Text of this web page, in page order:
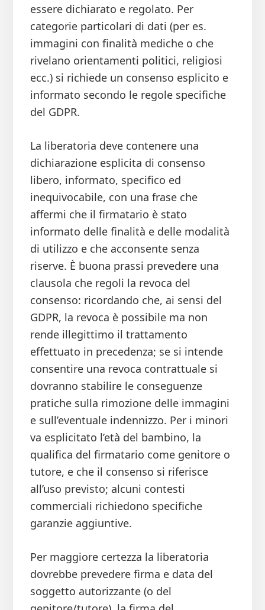
essere dichiarato e regolato. Per
categorie particolari di dati (per es.
immagini con finalità mediche o che
rivelano orientamenti politici, religiosi
ecc.) si richiede un consenso esplicito e
informato secondo le regole specifiche
del GDPR.
La liberatoria deve contenere una
dichiarazione esplicita di consenso
libero, informato, specifico ed
inequivocabile, con una frase che
affermi che il firmatario è stato
informato delle finalità e delle modalità
di utilizzo e che acconsente senza
riserve. È buona prassi prevedere una
clausola che regoli la revoca del
consenso: ricordando che, ai sensi del
GDPR, la revoca è possibile ma non
rende illegittimo il trattamento
effettuato in precedenza; se si intende
consentire una revoca contrattuale si
dovranno stabilire le conseguenze
pratiche sulla rimozione delle immagini
e sull’eventuale indennizzo. Per i minori
va esplicitato l’età del bambino, la
qualifica del firmatario come genitore o
tutore, e che il consenso si riferisce
all’uso previsto; alcuni contesti
commerciali richiedono specifiche
garanzie aggiuntive.
Per maggiore certezza la liberatoria
dovrebbe prevedere firma e data del
soggetto autorizzante (o del